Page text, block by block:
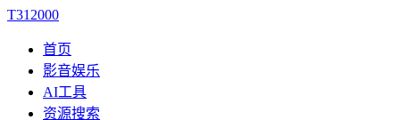
T312000
首页
影音娱乐
AI工具
资源搜索